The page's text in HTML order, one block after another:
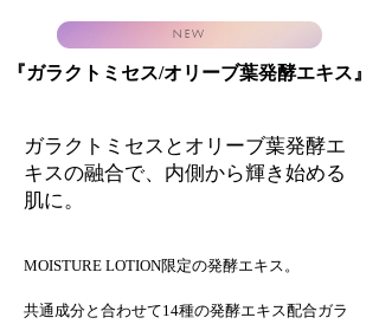
NEW
​『ガラクトミセス/オリーブ葉発酵エキス』
ガラクトミセスとオリーブ葉発酵エ
キスの融合で、内側から輝き始める
肌に。
MOISTURE LOTION限定の発酵エキス。
​共通成分と合わせて14種の発酵エキス配合ガラ